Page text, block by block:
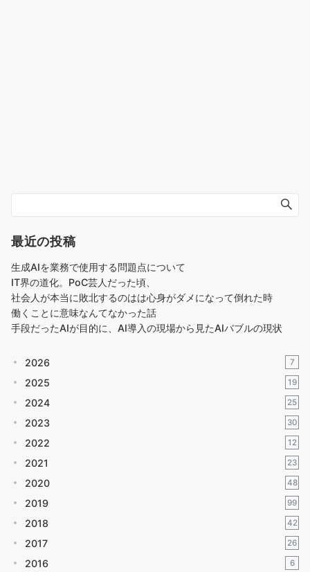
最近の投稿
生成AIを業務で使用する問題点について
IT界の道化。PoC芸人だった頃、
社会人が本当に敗北するのはは心身がダメになって倒れた時
働くことに意味なんてなかった話
手段だったAIが目的に、AI導入の現場から見たAIバブルの現状
2026 7
2025 19
2024 25
2023 30
2022 12
2021 23
2020 48
2019 99
2018 42
2017 26
2016 6